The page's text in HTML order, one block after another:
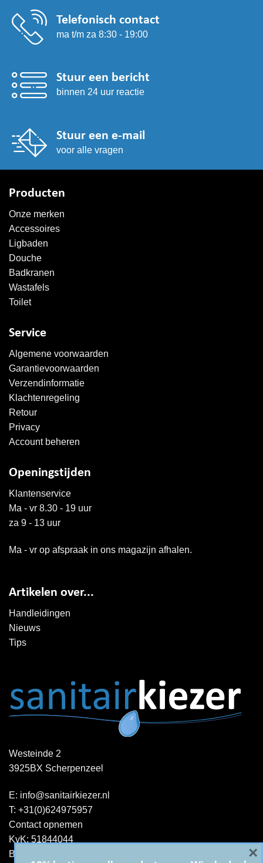
productpagina
Telefonisch contact
ma t/m za 8:30 - 19:00
Stuur een bericht
binnen 24 uur reactie
Stuur een e-mail
voor alle vragen
Producten
Onze merken
Accessoires
Ligbaden
Douche
Badkranen
Wastafels
Toilet
Service
Algemene voorwaarden
Garantievoorwaarden
Verzendinformatie
Klachtenregeling
Retour
Privacy
Account beheren
Openingstijden
Klantenservice
Ma - vr 8.30 - 19 uur
za 9 - 13 uur
Ma - vr op afspraak in ons magazijn afhalen.
Artikelen over...
Handleidingen
Nieuws
Tips
Westeinde 2
3925BX Scherpenzeel
E: info@sanitairkiezer.nl
T: +31(0)624975957
Contact opnemen
KvK: 51844044
BTW-ID : NL001344060B15
×